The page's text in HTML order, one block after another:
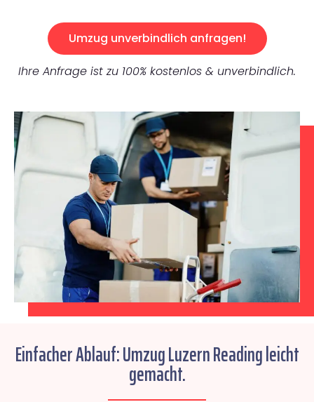
Umzug unverbindlich anfragen!
Ihre Anfrage ist zu 100% kostenlos & unverbindlich.
Einfacher Ablauf: Umzug Luzern Reading leicht
gemacht.